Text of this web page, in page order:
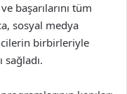
başarılarını tüm
sosyal medya
birbirleriyle
sağladı.